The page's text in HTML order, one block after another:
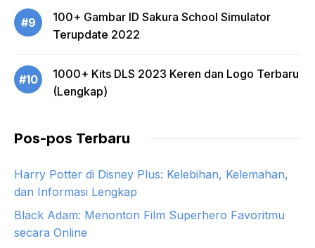
#9
100+ Gambar ID Sakura School Simulator
Terupdate 2022
#10
1000+ Kits DLS 2023 Keren dan Logo Terbaru
(Lengkap)
Pos-pos Terbaru
Harry Potter di Disney Plus: Kelebihan, Kelemahan,
dan Informasi Lengkap
Black Adam: Menonton Film Superhero Favoritmu
secara Online